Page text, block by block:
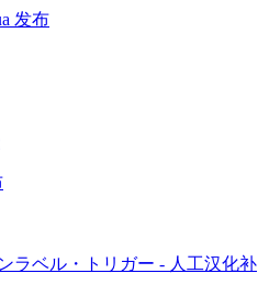
发布
ラベル・トリガー - 人工汉化补